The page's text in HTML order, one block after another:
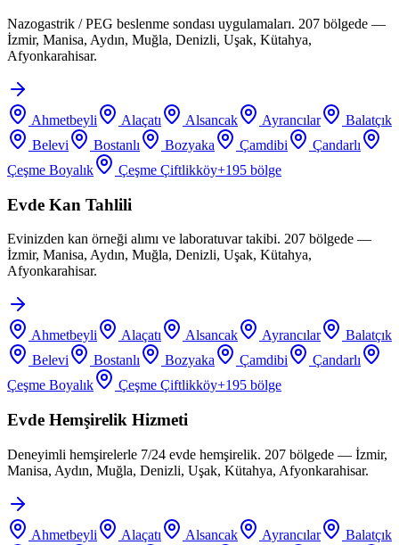
Nazogastrik / PEG beslenme sondası uygulamaları. 207 bölgede —
İzmir, Manisa, Aydın, Muğla, Denizli, Uşak, Kütahya,
Afyonkarahisar.
Ahmetbeyli Alaçatı Alsancak Ayrancılar
Balatçık
Belevi
Bostanlı Bozyaka Çamdibi
Çandarlı
Çeşme Boyalık
Çeşme Çiftlikköy+195 bölge
Evde Kan Tahlili
Evinizden kan örneği alımı ve laboratuvar takibi. 207 bölgede —
İzmir, Manisa, Aydın, Muğla, Denizli, Uşak, Kütahya,
Afyonkarahisar.
Ahmetbeyli Alaçatı Alsancak Ayrancılar
Balatçık
Belevi
Bostanlı Bozyaka Çamdibi
Çandarlı
Çeşme Boyalık
Çeşme Çiftlikköy+195 bölge
Evde Hemşirelik Hizmeti
Deneyimli hemşirelerle 7/24 evde hemşirelik. 207 bölgede — İzmir,
Manisa, Aydın, Muğla, Denizli, Uşak, Kütahya, Afyonkarahisar.
Ahmetbeyli Alaçatı Alsancak Ayrancılar Balatçık